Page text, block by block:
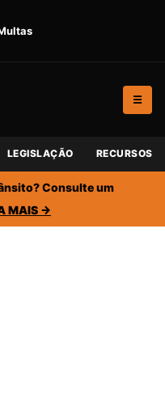
☰
LEGISLAÇÃO RECURSOS
Consulte um
MAIS →